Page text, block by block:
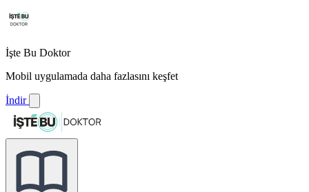
İşte Bu Doktor
Mobil uygulamada daha fazlasını keşfet
İndir